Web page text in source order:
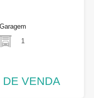
Garagem
1
DE VENDA